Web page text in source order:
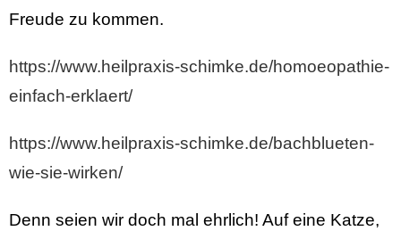
Freude zu kommen.
https://www.heilpraxis-schimke.de/homoeopathie-
einfach-erklaert/
https://www.heilpraxis-schimke.de/bachblueten-
wie-sie-wirken/
Denn seien wir doch mal ehrlich! Auf eine Katze,